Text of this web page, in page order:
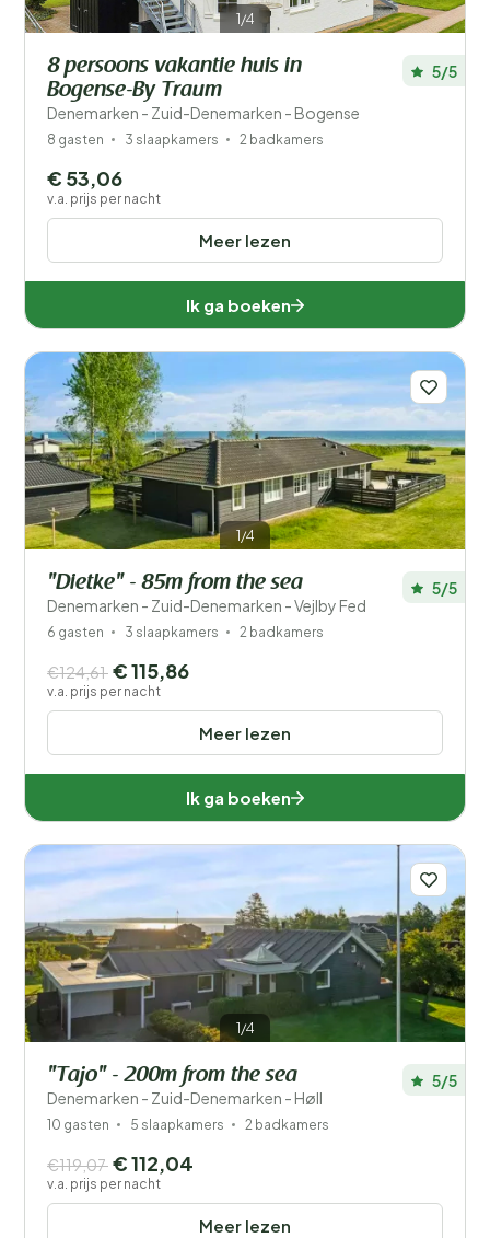
1/4
8 persoons vakantie huis in
Bogense-By Traum
Denemarken - Zuid-Denemarken - Bogense
5/5
8 gasten 3 slaapkamers 2 badkamers
Meer lezen
€ 53,06
v.a. prijs per nacht
Ik ga boeken
1/4
"Dietke" - 85m from the sea
Denemarken - Zuid-Denemarken - Vejlby Fed
5/5
6 gasten 3 slaapkamers 2 badkamers
Meer lezen
€124,61 € 115,86
v.a. prijs per nacht
Ik ga boeken
1/4
"Tajo" - 200m from the sea
Denemarken - Zuid-Denemarken - Høll
5/5
10 gasten 5 slaapkamers 2 badkamers
Meer lezen
€119,07 € 112,04
v.a. prijs per nacht